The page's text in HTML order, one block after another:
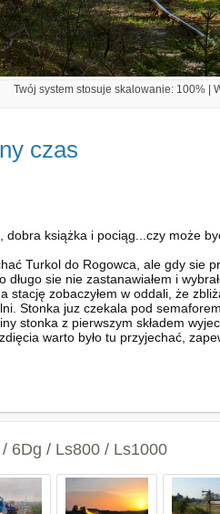
Twój system stosuje skalowanie: 100% |
czas
dobra książka i pociąg...czy może
Turkol do Rogowca, ale gdy sie
długo sie nie zastanawiałem i
stację zobaczyłem w oddali, że
Stonka juz czekala pod
stonka z pierwszym składem
warto było tu przyjechać,
6Dg / Ls800 / Ls1000